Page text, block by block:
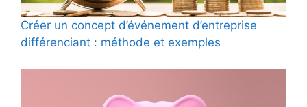
Créer un concept d’événement d’entreprise
différenciant : méthode et exemples